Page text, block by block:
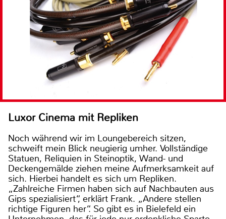
Luxor Cinema mit Repliken
Noch während wir im Loungebereich sitzen,
schweift mein Blick neugierig umher. Vollständige
Statuen, Reliquien in Steinoptik, Wand- und
Deckengemälde ziehen meine Aufmerksamkeit auf
sich. Hierbei handelt es sich um Repliken.
„Zahlreiche Firmen haben sich auf Nachbauten aus
Gips spezialisiert“, erklärt Frank. „Andere stellen
richtige Figuren her“. So gibt es in Bielefeld ein